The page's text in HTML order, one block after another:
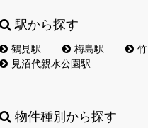
駅から探す
鶴見駅 梅島駅
見沼代親水公園駅
物件種別から探す